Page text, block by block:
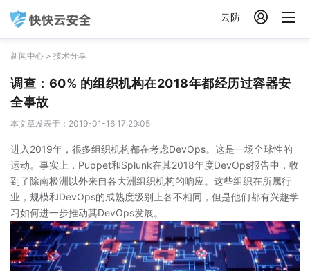
云防 
新闻中心 > 技术分享
调查：60% 的组织机构在2018年都经历过容器安
全事故
本文章发表于：2019-01-16 17:29:05
进入2019年，很多组织机构都在考虑DevOps。这是一场全球性的
运动。事实上，Puppet和Splunk在其2018年度DevOps报告中，收
到了除南极洲以外来自各大洲组织机构的响应。这些组织在所属行
业，规模和DevOps的成熟度级别上各不相同，但是他们都有兴趣学
习如何进一步推动其DevOps发展。